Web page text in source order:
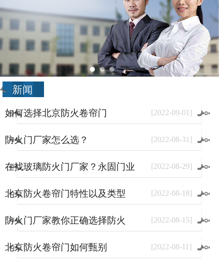
新闻
如何选择北京防火卷帘门 [2022-09-01 ]
防火门厂家怎么选？ [2022-08-31 ]
在找玻璃防火门厂家？永固门业
了解一下。
[2022-08-29]
北京防火卷帘门特性以及类型 [2022-08-18]
防火门厂家教你正确选择防火
门？
[2022-08-15]
北京防火卷帘门如何甄别 [2022-08-11 ]